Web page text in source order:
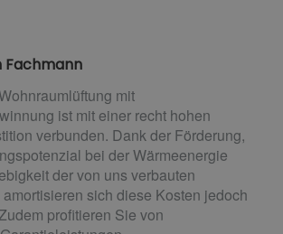
Fachmann
mit
ist mit einer recht hohen
verbunden. Dank der Förderung,
bei der Wärmeenergie
der von uns verbauten
sich diese Kosten jedoch
profitieren Sie von